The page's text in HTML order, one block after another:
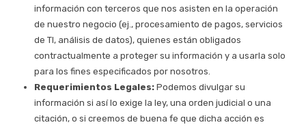
información con terceros que nos asisten en la operación
de nuestro negocio (ej., procesamiento de pagos, servicios
de TI, análisis de datos), quienes están obligados
contractualmente a proteger su información y a usarla solo
para los fines especificados por nosotros.
Requerimientos Legales: Podemos divulgar su
información si así lo exige la ley, una orden judicial o una
citación, o si creemos de buena fe que dicha acción es